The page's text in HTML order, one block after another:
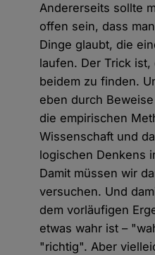
Andererseits sollte
offen sein, dass
Dinge glaubt, die
laufen. Der Trick
beidem zu finden.
eben durch
die empirischen
Wissenschaft und
logischen Denkens
Damit müssen wir
versuchen. Und
dem vorläufigen
etwas wahr ist –
"richtig". Aber